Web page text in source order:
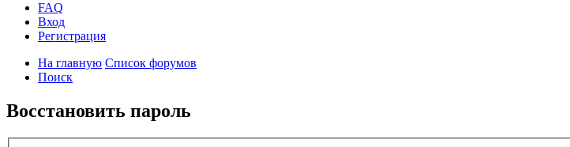
FAQ
Вход
Регистрация
На главную Список форумов
Поиск
Восстановить пароль